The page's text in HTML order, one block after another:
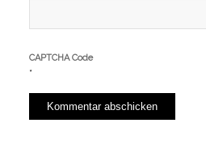
CAPTCHA Code
*